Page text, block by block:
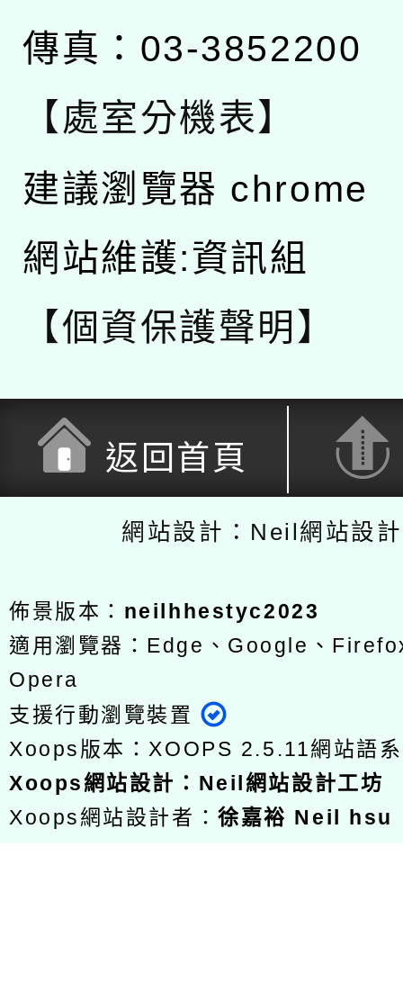
傳真：03-3852200
【處室分機表】
建議瀏覽器 chrome
網站維護:資訊組
【個資保護聲明】
返回首頁
網站設計：Neil網站設
佈景版本： neilhhestyc2023
適用瀏覽器：Edge、Google、
Opera
支援行動瀏覽裝置
Xoops版本：XOOPS 2.5.11網站語
Xoops網站設計 ： Neil網站設計工坊
Xoops網站設計者：徐嘉裕 Neil hsu